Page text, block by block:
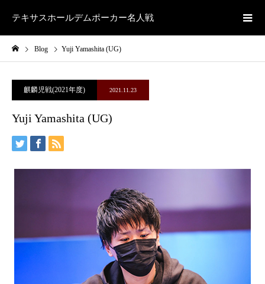
テキサスホールデムポーカー名人戦
Blog Yuji Yamashita (UG)
麒麟児戦(2021年度) 2021.11.23
Yuji Yamashita (UG)